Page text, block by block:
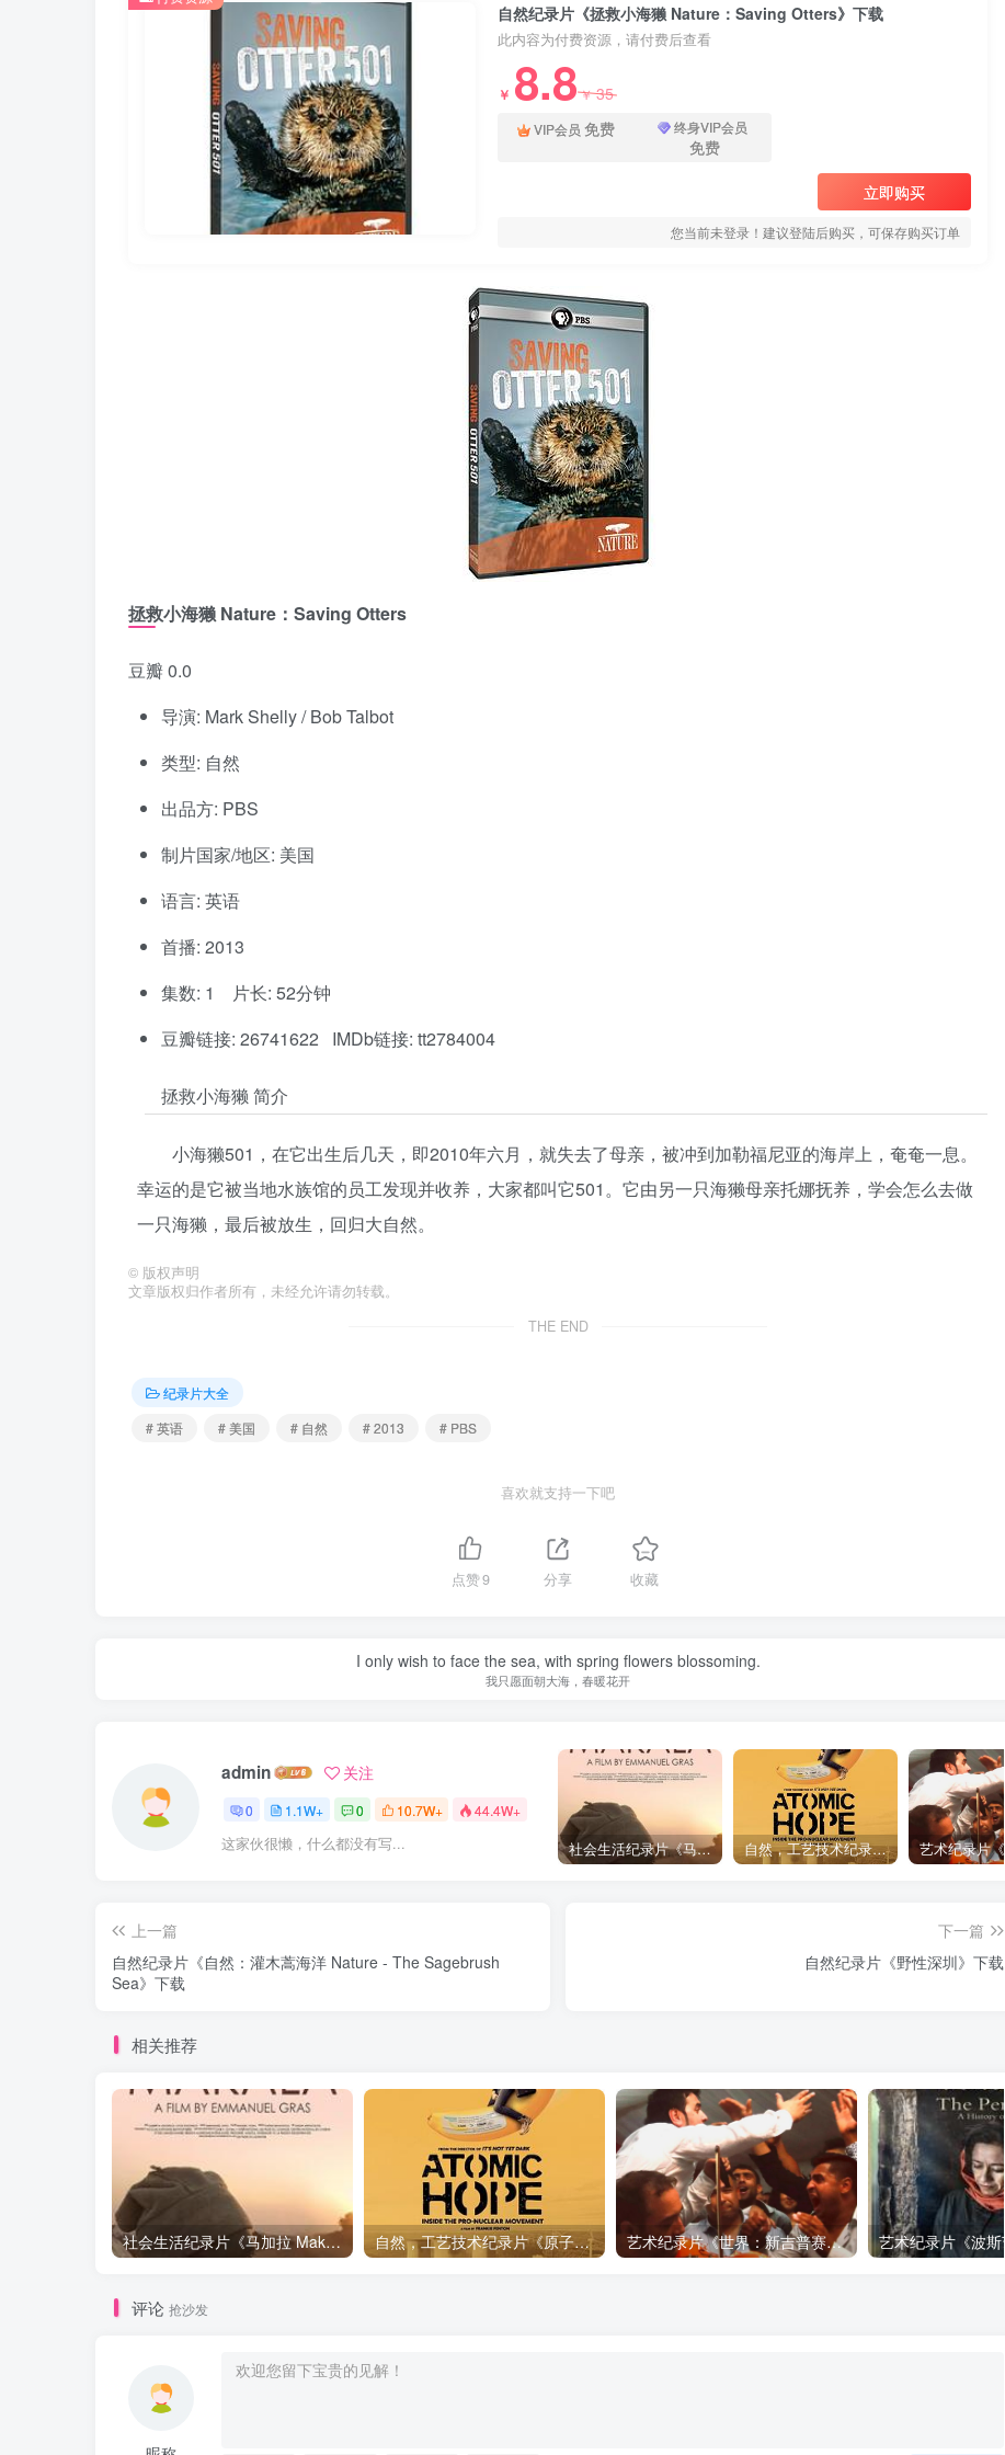
自然纪录片《拯救小海獭 Nature：Saving Otters》下载
此内容为付费资源，请付费后查看
￥ 8.8￥35
VIP会员 免费 终身VIP会员
免费
立即购买
您当前未登录！建议登陆后购买，可保存购买订单
拯救小海獭 Nature：Saving Otters
豆瓣 0.0
导演: Mark Shelly / Bob Talbot
类型: 自然
出品方: PBS
制片国家/地区: 美国
语言: 英语
首播: 2013
集数: 1 片长: 52分钟
豆瓣链接: 26741622 IMDb链接: tt2784004
拯救小海獭 简介
小海獭501，在它出生后几天，即2010年六月，就失去了母亲，被冲到加勒福尼亚的海岸上，奄奄一息。
幸运的是它被当地水族馆的员工发现并收养，大家都叫它501。它由另一只海獭母亲托娜抚养，学会怎么去做
一只海獭，最后被放生，回归大自然。
© 版权声明
文章版权归作者所有，未经允许请勿转载。
THE END
纪录片大全
# 英语
# 美国 # 自然 # 2013 # PBS
喜欢就支持一下吧
点赞9 分享 收藏
I only wish to face the sea, with spring flowers blossoming.
我只愿面朝大海，春暖花开
admin 关注
0 1.1W+ 0 10.7W+ 44.4W+
这家伙很懒，什么都没有写... 社会生活纪录片《马加拉 Makala》下载 自然，工艺技术纪录片《原子能的希望 Atomic Hope – Inside the Pro-Nuclear Movement》下载
上一篇
自然纪录片《自然：灌木蒿海洋 Nature - The Sagebrush
Sea》下载
下一篇
自然纪录片《野性深圳》下载
相关推荐
社会生活纪录片《马加拉 Makala》下载 自然，工艺技术纪录片《原子能的希望 Atomic Hope – Inside the Pro-Nuclear Movement》下载 艺术纪录片《世界：新吉普赛之王 This World: The New Gypsy Kings》下载
评论 抢沙发